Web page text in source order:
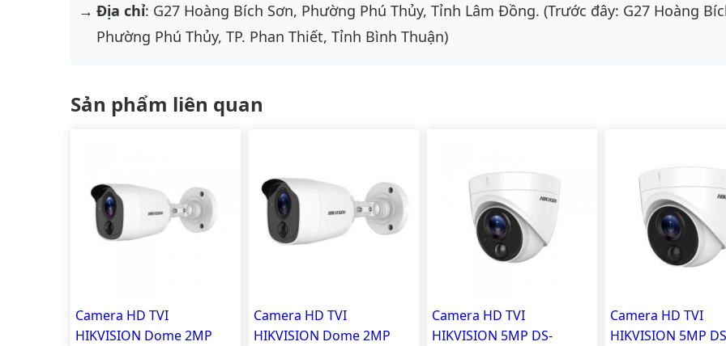
Địa chỉ: G27 Hoàng Bích Sơn, Phường Phú Thủy, Tỉnh Lâm Đồng. (Trước đây: G27 Hoàng
Phường Phú Thủy, TP. Phan Thiết, Tỉnh Bình Thuận)
Sản phẩm liên quan
Camera HD TVI
HIKVISION Dome 2MP
Camera HD TVI
HIKVISION Dome 2MP
Camera HD TVI
HIKVISION 5MP DS-
Camera HD TVI
HIKVISION 5MP